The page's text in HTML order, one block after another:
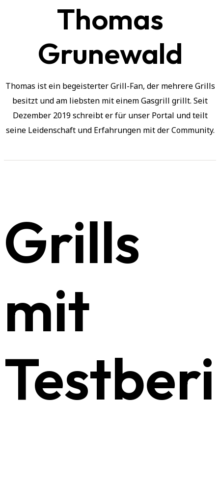
Thomas
Grunewald
Thomas ist ein begeisterter Grill-Fan, der mehrere Grills
besitzt und am liebsten mit einem Gasgrill grillt. Seit
Dezember 2019 schreibt er für unser Portal und teilt
seine Leidenschaft und Erfahrungen mit der Community.
Grills
mit